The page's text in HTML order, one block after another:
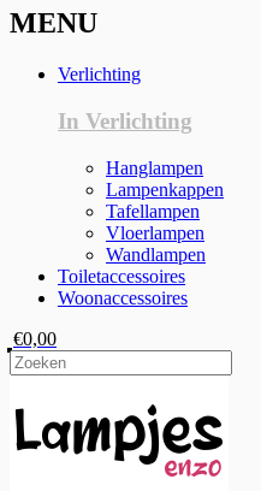
MENU
Verlichting
In Verlichting
Hanglampen
Lampenkappen
Tafellampen
Vloerlampen
Wandlampen
Toiletaccessoires
Woonaccessoires
€0,00